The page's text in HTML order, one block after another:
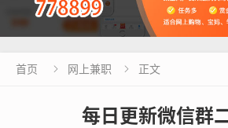
首页  网上兼职  正文
每日更新微信群